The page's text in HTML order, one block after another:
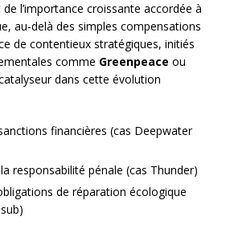
l’importance croissante accordée à
au-delà des simples compensations
de contentieux stratégiques, initiés
comme Greenpeace ou
dans cette évolution
financières (cas Deepwater
responsabilité pénale (cas Thunder)
de réparation écologique